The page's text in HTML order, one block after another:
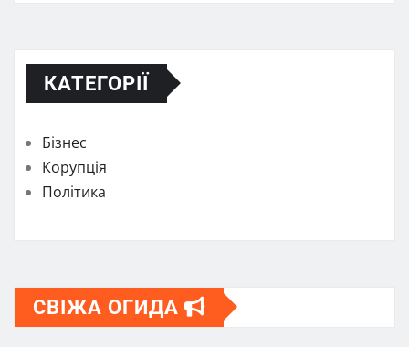
КАТЕГОРІЇ
Бізнес
Корупція
Політика
СВІЖА ОГИДА